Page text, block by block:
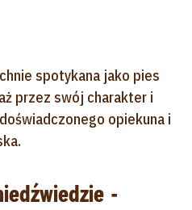
spotykana jako pies
przez swój charakter i
opiekuna i
-